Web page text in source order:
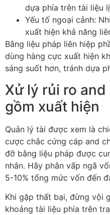
dựa phía trên tài liệu
Yếu tố ngoại cảnh:
xuất hiện khả năng
Bằng liệu pháp liên hiệp
dùng hàng cực xuất hiện
sáng suốt hơn, tránh dựa
Xử lý rủi ro
gồm xuất hiện
Quản lý tài được xem là
cược chắc cứng cáp and
đỡ bằng liệu pháp được
nhân. Hãy phân vấp ngã
5-10% tổng mức vốn đến
Khi gặp thất bại, đừng vội
khoảng tài liệu phía trên